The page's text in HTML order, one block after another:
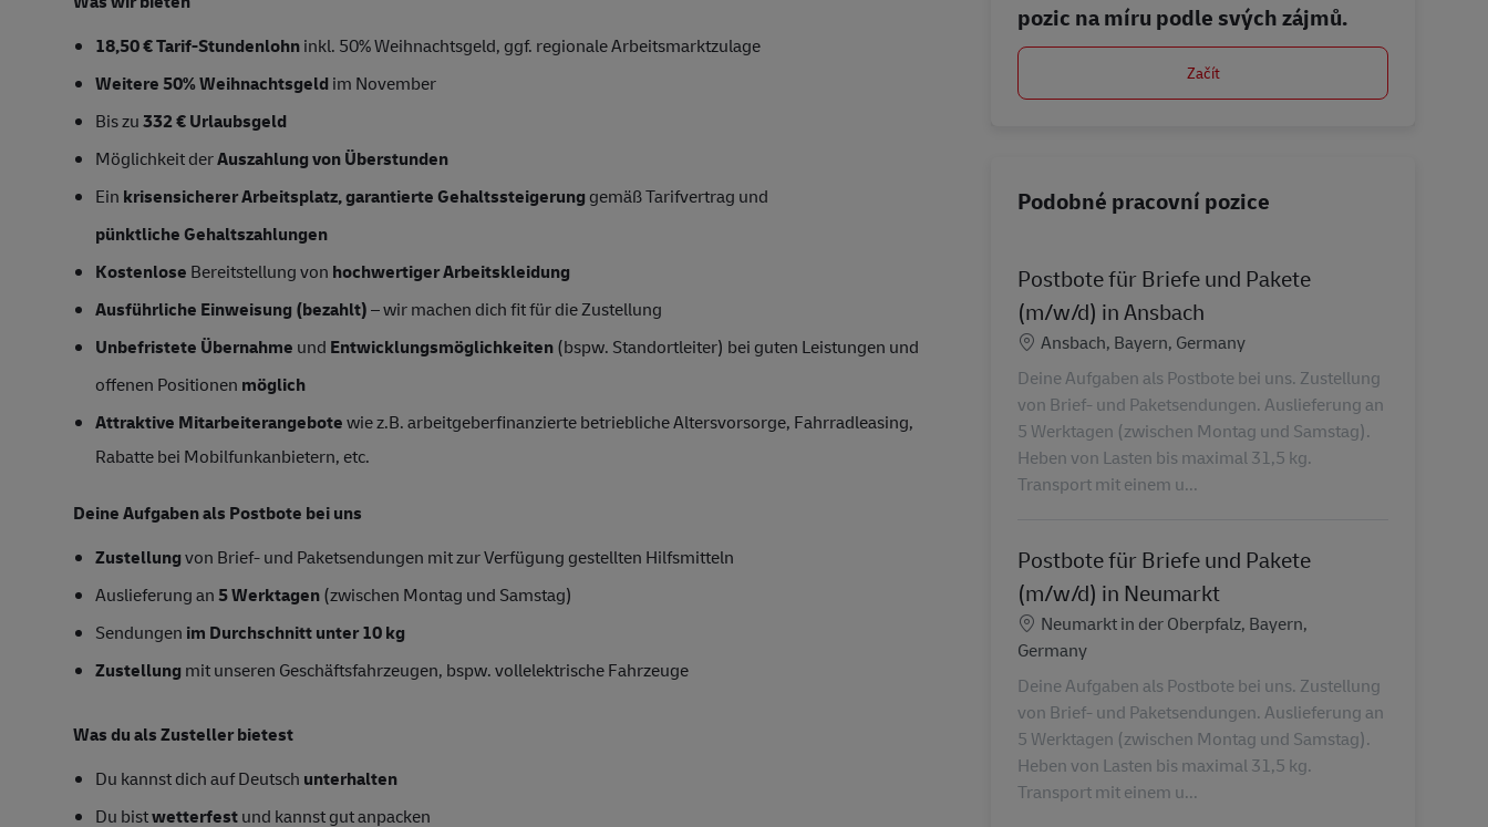
18,50 € Tarif-Stundenlohninkl. 50% Weihnachtsgeld, ggf. regionale Arbeitsmarktzulage
Weitere 50% Weihnachtsgeldim November
Bis zu332 € Urlaubsgeld
Möglichkeit derAuszahlung von Überstunden
Ein krisensicherer Arbeitsplatz, garantierte Gehaltssteigerung gemäß Tarifvertrag und
pünktliche Gehaltszahlungen
Kostenlose Bereitstellung von hochwertiger Arbeitskleidung
Ausführliche Einweisung (bezahlt)– wir machen dich fit für die Zustellung
Unbefristete Übernahme und Entwicklungsmöglichkeiten(bspw. Standortleiter) bei guten Leistungen und
offenen Positionen möglich
Attraktive Mitarbeiterangebotewie z.B. arbeitgeberfinanzierte betriebliche Altersvorsorge, Fahrradleasing,
Rabatte bei Mobilfunkanbietern, etc.
Deine Aufgaben als Postbote bei uns
Zustellungvon Brief- und Paketsendungen mit zur Verfügung gestellten Hilfsmitteln
Auslieferung an5 Werktagen(zwischen Montag und Samstag)
Sendungen im Durchschnitt unter 10 kg
Zustellung mit unseren Geschäftsfahrzeugen, bspw. vollelektrische Fahrzeuge
Was du als Zusteller bietest
Du kannst dich auf Deutsch unterhalten
Du bistwetterfestund kannst gut anpacken
pozic na míru podle svých zájmů.
Začít
Podobné pracovní pozice
Postbote für Briefe und Pakete
(m/w/d) in Ansbach
Location
Ansbach, Bayern, Germany
Deine Aufgaben als Postbote bei uns. Zustellung
von Brief- und Paketsendungen. Auslieferung an
5 Werktagen (zwischen Montag und Samstag).
Heben von Lasten bis maximal 31,5 kg.
Transport mit einem u...
Postbote für Briefe und Pakete
(m/w/d) in Neumarkt
Location
Neumarkt in der Oberpfalz, Bayern,
Germany
Deine Aufgaben als Postbote bei uns. Zustellung
von Brief- und Paketsendungen. Auslieferung an
5 Werktagen (zwischen Montag und Samstag).
Heben von Lasten bis maximal 31,5 kg.
Transport mit einem u...